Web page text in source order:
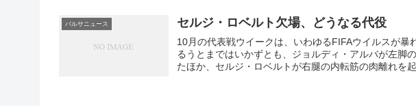
バルサニュース セルジ・ロベルト欠場、どうなる代役
10月の代表戦ウイークは、いわゆるFIFAウイルスが暴
るうとまではいかずとも、ジョルディ・アルバが左脚
たほか、セルジ・ロベルトが右腿の内転筋の肉離れを
側靭帯の捻挫で全治3週間。レオ・メッシ、サムエル